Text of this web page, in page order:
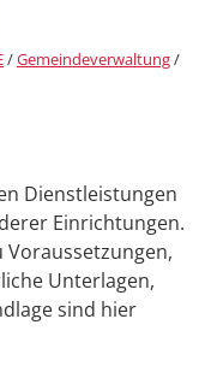
/Gemeindeverwaltung/
Dienstleistungen
Einrichtungen.
Unterlagen,
sind hier